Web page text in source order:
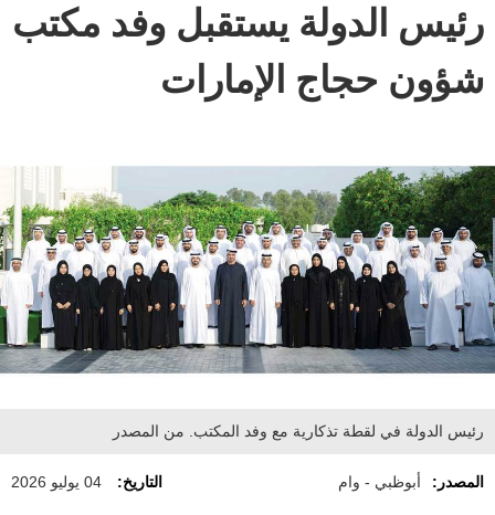
رئيس الدولة يستقبل وفد مكتب
شؤون حجاج الإمارات
رئيس الدولة في لقطة تذكارية مع وفد المكتب. من المصدر
المصدر: أبوظبي - وام التاريخ: 04 يوليو 2026